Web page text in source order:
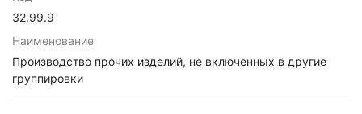
32.99.9
Наименование
Производство прочих изделий, не включенных в другие
группировки